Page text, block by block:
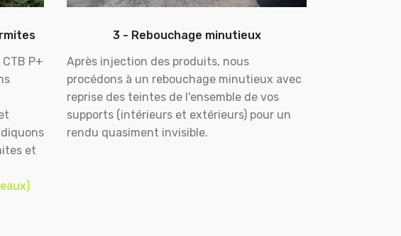
P+
et
3 - Rebouchage minutieux
Après injection des produits, nous
procédons à un rebouchage minutieux avec
reprise des teintes de l'ensemble de vos
supports (intérieurs et extérieurs) pour un
rendu quasiment invisible.